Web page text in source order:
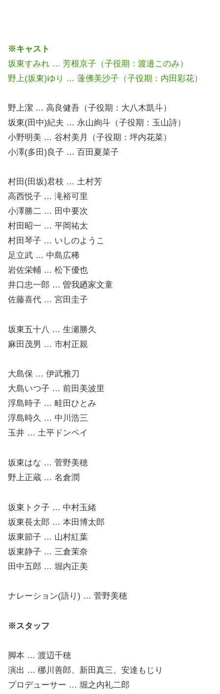
※キャスト
坂東すみれ … 芳根京子（子役期：渡邉このみ）
野上(坂東)ゆり … 蓮佛美沙子（子役期：内田彩花）
野上潔 … 高良健吾（子役期：大八木凱斗）
坂東(田中)紀夫 … 永山絢斗（子役期：玉山詩）
小野明美 … 谷村美月（子役期：坪内花菜）
小澤(多田)良子 … 百田夏菜子
村田(田坂)君枝 … 土村芳
高西悦子 … 滝裕可里
小澤勝二 … 田中要次
村田昭一 … 平岡祐太
村田琴子 … いしのようこ
足立武 … 中島広稀
岩佐栄輔 … 松下優也
井口忠一郎 … 曽我廼家文童
佐藤喜代 … 宮田圭子
坂東五十八 … 生瀬勝久
麻田茂男 … 市村正親
大島保 … 伊武雅刀
大島いつ子 … 前田美波里
浮島時子 … 畦田ひとみ
浮島時久 … 中川浩三
玉井 … 土平ドンペイ
坂東はな … 菅野美穂
野上正蔵 … 名倉潤
坂東トク子 … 中村玉緒
坂東長太郎 … 本田博太郎
坂東節子 … 山村紅葉
坂東静子 … 三倉茉奈
田中五郎 … 堀内正美
ナレーション(語り) … 菅野美穂
※スタッフ
脚本 … 渡辺千穂
演出 … 梛川善郎、新田真三、安達もじり
プロデューサー … 堀之内礼二郎